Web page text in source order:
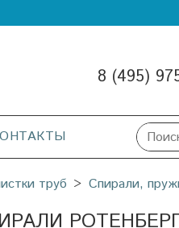
8 (495)
труб Спирали,